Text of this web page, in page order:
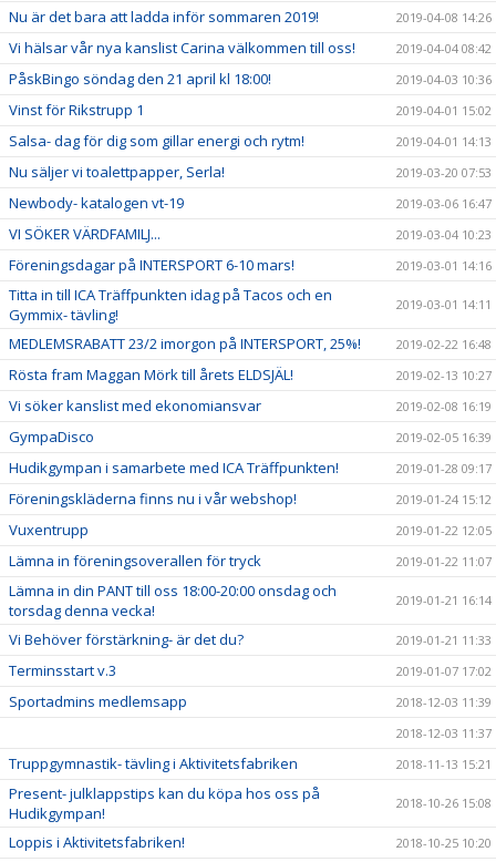
Nu är det bara att ladda inför sommaren 2019! 2019-04-08 14:26
Vi hälsar vår nya kanslist Carina välkommen till oss! 2019-04-04 08:42
PåskBingo söndag den 21 april kl 18:00! 2019-04-03 10:36
Vinst för Rikstrupp 1 2019-04-01 15:02
Salsa- dag för dig som gillar energi och rytm! 2019-04-01 14:13
Nu säljer vi toalettpapper, Serla! 2019-03-20 07:53
Newbody- katalogen vt-19 2019-03-06 16:47
VI SÖKER VÄRDFAMILJ... 2019-03-04 10:23
Föreningsdagar på INTERSPORT 6-10 mars! 2019-03-01 14:16
Titta in till ICA Träffpunkten idag på Tacos och en
Gymmix- tävling!
2019-03-01 14:11
MEDLEMSRABATT 23/2 imorgon på INTERSPORT, 25%! 2019-02-22 16:48
Rösta fram Maggan Mörk till årets ELDSJÄL! 2019-02-13 10:27
Vi söker kanslist med ekonomiansvar 2019-02-08 16:19
GympaDisco 2019-02-05 16:39
Hudikgympan i samarbete med ICA Träffpunkten! 2019-01-28 09:17
Föreningskläderna finns nu i vår webshop! 2019-01-24 15:12
Vuxentrupp 2019-01-22 12:05
Lämna in föreningsoverallen för tryck 2019-01-22 11:07
Lämna in din PANT till oss 18:00-20:00 onsdag och
torsdag denna vecka!
2019-01-21 16:14
Vi Behöver förstärkning- är det du? 2019-01-21 11:33
Terminsstart v.3 2019-01-07 17:02
Sportadmins medlemsapp
2018-12-03 11:39
2018-12-03 11:37
Truppgymnastik- tävling i Aktivitetsfabriken 2018-11-13 15:21
Present- julklappstips kan du köpa hos oss på
Hudikgympan!
2018-10-26 15:08
Loppis i Aktivitetsfabriken! 2018-10-25 10:20